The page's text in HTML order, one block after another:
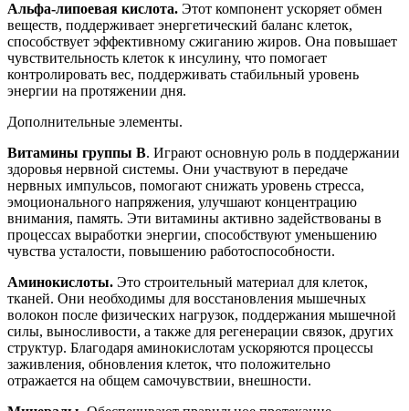
Альфа-липоевая кислота. Этот компонент ускоряет обмен
веществ, поддерживает энергетический баланс клеток,
способствует эффективному сжиганию жиров. Она повышает
чувствительность клеток к инсулину, что помогает
контролировать вес, поддерживать стабильный уровень
энергии на протяжении дня.
Дополнительные элементы.
Витамины группы B. Играют основную роль в поддержании
здоровья нервной системы. Они участвуют в передаче
нервных импульсов, помогают снижать уровень стресса,
эмоционального напряжения, улучшают концентрацию
внимания, память. Эти витамины активно задействованы в
процессах выработки энергии, способствуют уменьшению
чувства усталости, повышению работоспособности.
Аминокислоты. Это строительный материал для клеток,
тканей. Они необходимы для восстановления мышечных
волокон после физических нагрузок, поддержания мышечной
силы, выносливости, а также для регенерации связок, других
структур. Благодаря аминокислотам ускоряются процессы
заживления, обновления клеток, что положительно
отражается на общем самочувствии, внешности.